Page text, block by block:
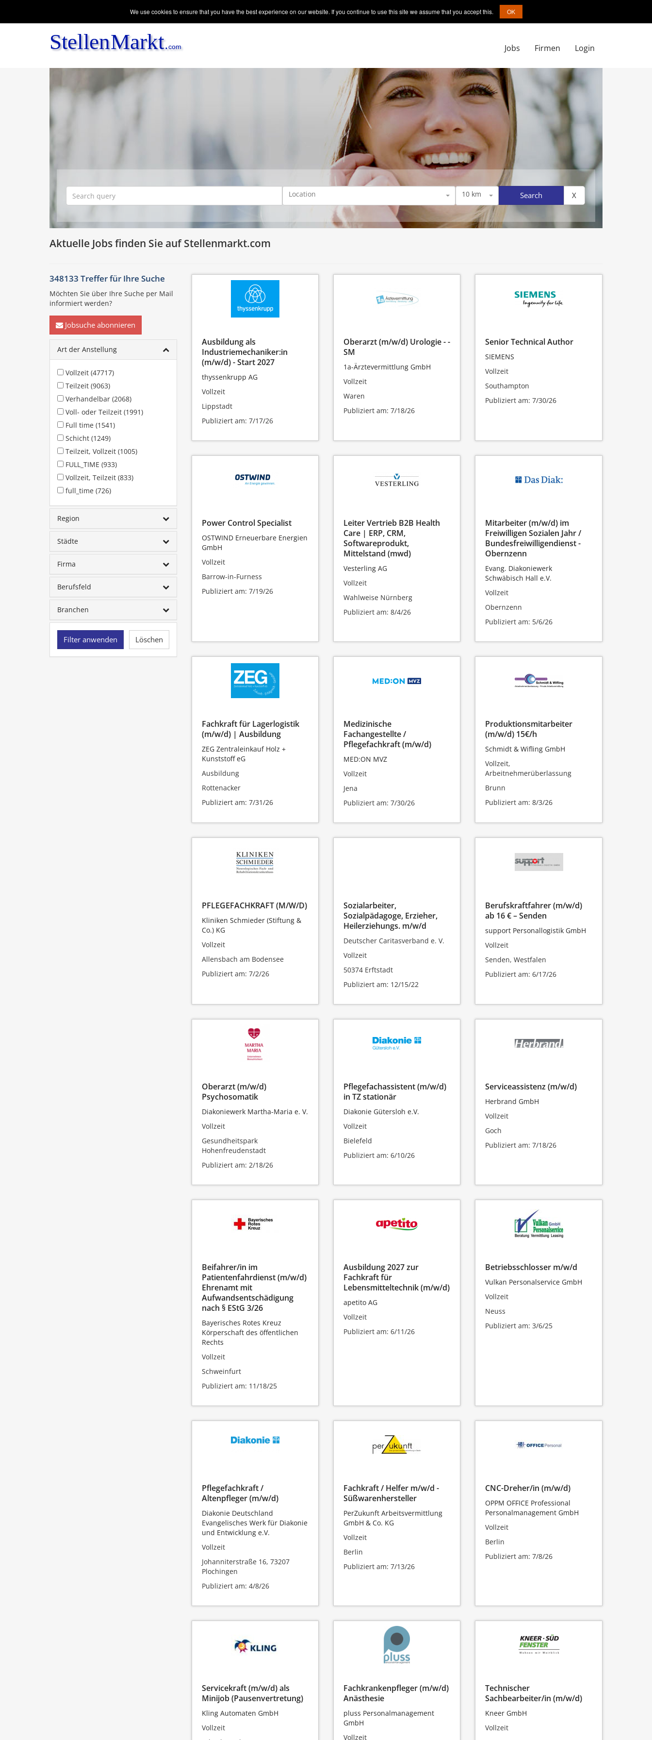
Login
Jobs Firmen
Location 10 km Search X
Aktuelle Jobs finden Sie auf Stellenmarkt.com
348133 Treffer für Ihre Suche
Möchten Sie über Ihre Suche per Mail
informiert werden?
Jobsuche abonnieren
Art der Anstellung
Vollzeit (47717)
Teilzeit (9063)
Verhandelbar (2068)
Voll- oder Teilzeit (1991)
Full time (1541)
Schicht (1249)
Teilzeit, Vollzeit (1005)
FULL_TIME (933)
Vollzeit, Teilzeit (833)
full_time (726)
Region
Städte
Firma
Berufsfeld
Branchen
Filter anwenden Löschen
Ausbildung als
Industriemechaniker:in
(m/w/d) - Start 2027
thyssenkrupp AG
Vollzeit
Lippstadt
Publiziert am: 7/17/26
Oberarzt (m/w/d) Urologie - -
SM
1a-Ärztevermittlung GmbH
Vollzeit
Waren
Publiziert am: 7/18/26
Senior Technical Author
SIEMENS
Vollzeit
Southampton
Publiziert am: 7/30/26
Power Control Specialist
OSTWIND Erneuerbare Energien
GmbH
Vollzeit
Barrow-in-Furness
Publiziert am: 7/19/26
Leiter Vertrieb B2B Health
Care | ERP, CRM,
Softwareprodukt,
Mittelstand (mwd)
Vesterling AG
Vollzeit
Wahlweise Nürnberg
Publiziert am: 8/4/26
Mitarbeiter (m/w/d) im
Freiwilligen Sozialen Jahr /
Bundesfreiwilligendienst -
Obernzenn
Evang. Diakoniewerk
Schwäbisch Hall e.V.
Vollzeit
Obernzenn
Publiziert am: 5/6/26
Fachkraft für Lagerlogistik
(m/w/d) | Ausbildung
ZEG Zentraleinkauf Holz +
Kunststoff eG
Ausbildung
Rottenacker
Publiziert am: 7/31/26
Medizinische
Fachangestellte /
Pflegefachkraft (m/w/d)
MED:ON MVZ
Vollzeit
Jena
Publiziert am: 7/30/26
Produktionsmitarbeiter
(m/w/d) 15€/h
Schmidt & Wifling GmbH
Vollzeit,
Arbeitnehmerüberlassung
Brunn
Publiziert am: 8/3/26
PFLEGEFACHKRAFT (M/W/D)
Kliniken Schmieder (Stiftung &
Co.) KG
Vollzeit
Allensbach am Bodensee
Publiziert am: 7/2/26
Sozialarbeiter,
Sozialpädagoge, Erzieher,
Heilerziehungs. m/w/d
Deutscher Caritasverband e. V.
Vollzeit
50374 Erftstadt
Publiziert am: 12/15/22
Berufskraftfahrer (m/w/d)
ab 16 € – Senden
support Personallogistik GmbH
Vollzeit
Senden, Westfalen
Publiziert am: 6/17/26
Oberarzt (m/w/d)
Psychosomatik
Diakoniewerk Martha-Maria e. V.
Vollzeit
Gesundheitspark
Hohenfreudenstadt
Publiziert am: 2/18/26
Pflegefachassistent (m/w/d)
in TZ stationär
Diakonie Gütersloh e.V.
Vollzeit
Bielefeld
Publiziert am: 6/10/26
Serviceassistenz (m/w/d)
Herbrand GmbH
Vollzeit
Goch
Publiziert am: 7/18/26
Beifahrer/in im
Patientenfahrdienst (m/w/d)
Ehrenamt mit
Aufwandsentschädigung
nach § EStG 3/26
Bayerisches Rotes Kreuz
Körperschaft des öffentlichen
Rechts
Vollzeit
Schweinfurt
Publiziert am: 11/18/25
Ausbildung 2027 zur
Fachkraft für
Lebensmitteltechnik (m/w/d)
apetito AG
Vollzeit
Publiziert am: 6/11/26
Betriebsschlosser m/w/d
Vulkan Personalservice GmbH
Vollzeit
Neuss
Publiziert am: 3/6/25
Pflegefachkraft /
Altenpfleger (m/w/d)
Diakonie Deutschland
Evangelisches Werk für Diakonie
und Entwicklung e.V.
Vollzeit
Johanniterstraße 16, 73207
Plochingen
Publiziert am: 4/8/26
Fachkraft / Helfer m/w/d -
Süßwarenhersteller
PerZukunft Arbeitsvermittlung
GmbH & Co. KG
Vollzeit
Berlin
Publiziert am: 7/13/26
CNC-Dreher/in (m/w/d)
OPPM OFFICE Professional
Personalmanagement GmbH
Vollzeit
Berlin
Publiziert am: 7/8/26
Servicekraft (m/w/d) als
Minijob (Pausenvertretung)
Kling Automaten GmbH
Vollzeit
Fachkrankenpfleger (m/w/d)
Anästhesie
pluss Personalmanagement
GmbH
Vollzeit
Technischer
Sachbearbeiter/in (m/w/d)
Kneer GmbH
Vollzeit
We use cookies to ensure that you have the best experience on our website. If you continue to use this site we assume that you accept this. OK